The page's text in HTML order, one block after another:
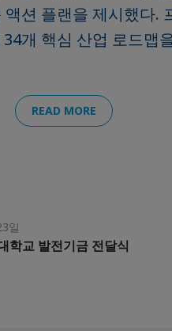
션 플랜을 제시했다.
개 핵심 산업 로드맵
READ MORE
일
학교 발전기금 전달식